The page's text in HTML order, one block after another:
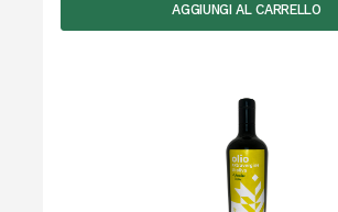
AGGIUNGI AL CARRELLO